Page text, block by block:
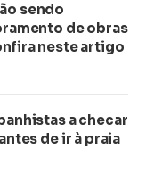
sendo
de obras
neste artigo
a checar
de ir à praia